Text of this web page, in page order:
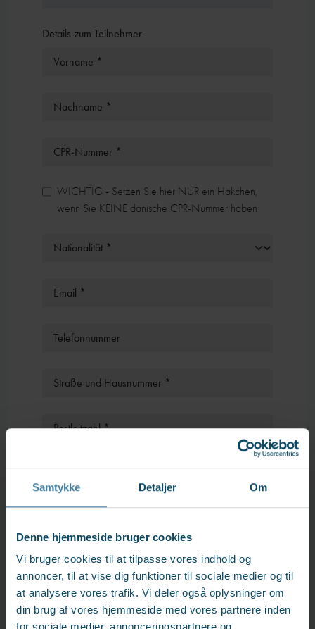
Samtykke Detaljer Om
Denne hjemmeside bruger cookies
Vi bruger cookies til at tilpasse vores indhold og
annoncer, til at vise dig funktioner til sociale medier og til
at analysere vores trafik. Vi deler også oplysninger om
din brug af vores hjemmeside med vores partnere inden
Details zum Teilnehmer
Vorname *
Nachname *
CPR-Nummer *
WICHTIG - Setzen Sie hier NUR ein Häkchen,
wenn Sie KEINE dänische CPR-Nummer haben
Email *
Telefonnummer
Straße und Hausnummer *
Postleitzahl *
Stadt *
In den Warenkorb
legen